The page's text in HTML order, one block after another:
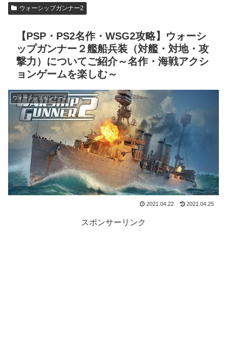
ウォーシップガンナー2
【PSP・PS2名作・WSG2攻略】ウォーシ
ップガンナー２艦船兵装（対艦・対地・攻
撃力）についてご紹介～名作・海戦アクシ
ョンゲームを楽しむ～
ウォーシップガンナー2
2021.04.22 2021.04.25
スポンサーリンク